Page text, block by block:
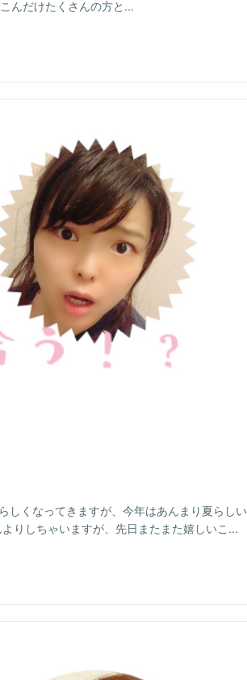
んだけたくさんの方と...
くなってきますが、今年はあんまり夏らしい
りしちゃいますが、先日またまた嬉しいこ...